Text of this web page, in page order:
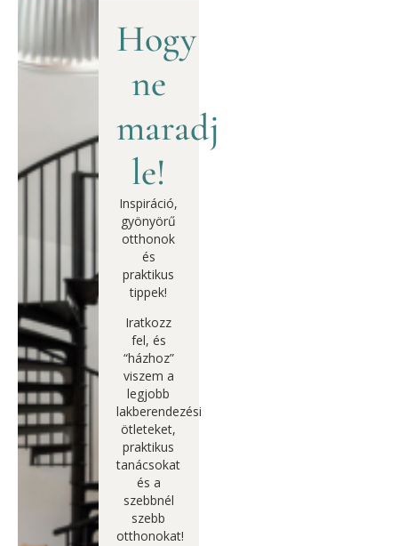
Hogy
ne
maradj
le!
Inspiráció,
gyönyörű
otthonok
és
praktikus
tippek!
Iratkozz
fel, és
“házhoz”
viszem a
legjobb
lakberendezési
ötleteket,
praktikus
tanácsokat
és a
szebbnél
szebb
otthonokat!